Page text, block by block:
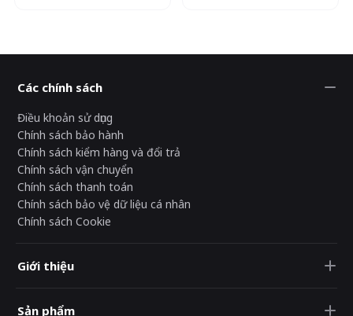
Các chính sách
Điều khoản sử dụng
Chính sách bảo hành
Chính sách kiểm hàng và đổi trả
Chính sách vận chuyển
Chính sách thanh toán
Chính sách bảo vệ dữ liệu cá nhân
Chính sách Cookie
Giới thiệu
Sản phẩm